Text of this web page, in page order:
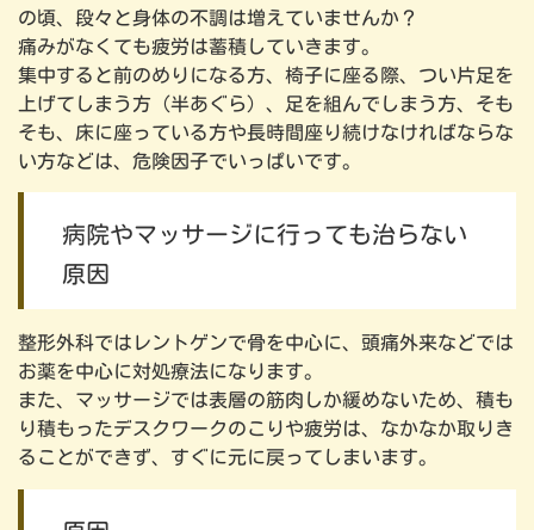
の頃、段々と身体の不調は増えていませんか？
痛みがなくても疲労は蓄積していきます。
集中すると前のめりになる方、椅子に座る際、つい片足を
上げてしまう方（半あぐら）、足を組んでしまう方、そも
そも、床に座っている方や長時間座り続けなければならな
い方などは、危険因子でいっぱいです。
病院やマッサージに行っても治らない
原因
整形外科ではレントゲンで骨を中心に、頭痛外来などでは
お薬を中心に対処療法になります。
また、マッサージでは表層の筋肉しか緩めないため、積も
り積もったデスクワークのこりや疲労は、なかなか取りき
ることができず、すぐに元に戻ってしまいます。